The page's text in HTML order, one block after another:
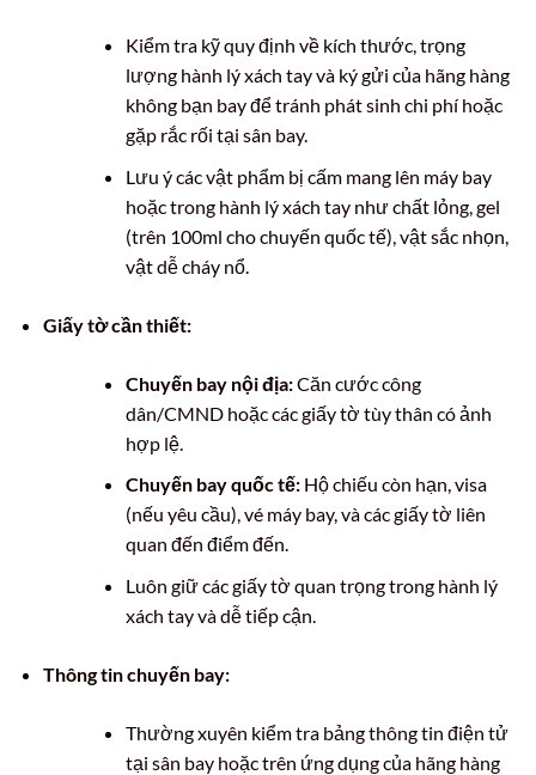
Kiểm tra kỹ quy định về kích thước, trọng
lượng hành lý xách tay và ký gửi của hãng hàng
không bạn bay để tránh phát sinh chi phí hoặc
gặp rắc rối tại sân bay.
Lưu ý các vật phẩm bị cấm mang lên máy bay
hoặc trong hành lý xách tay như chất lỏng, gel
(trên 100ml cho chuyến quốc tế), vật sắc nhọn,
vật dễ cháy nổ.
Giấy tờ cần thiết:
Chuyến bay nội địa:Căn cước công
dân/CMND hoặc các giấy tờ tùy thân có ảnh
hợp lệ.
Chuyến bay quốc tế:Hộ chiếu còn hạn, visa
(nếu yêu cầu), vé máy bay, và các giấy tờ liên
quan đến điểm đến.
Luôn giữ các giấy tờ quan trọng trong hành lý
xách tay và dễ tiếp cận.
Thông tin chuyến bay:
Thường xuyên kiểm tra bảng thông tin điện tử
tại sân bay hoặc trên ứng dụng của hãng hàng